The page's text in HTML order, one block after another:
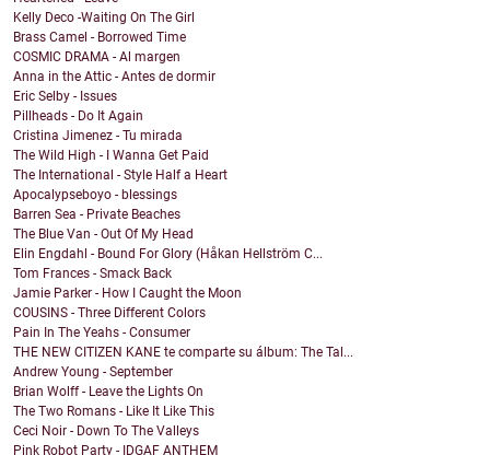
Kelly Deco -Waiting On The Girl
Brass Camel - Borrowed Time
COSMIC DRAMA - Al margen
Anna in the Attic - Antes de dormir
Eric Selby - Issues
Pillheads - Do It Again
Cristina Jimenez - Tu mirada
The Wild High - I Wanna Get Paid
The International - Style Half a Heart
Apocalypseboyo - blessings
Barren Sea - Private Beaches
The Blue Van - Out Of My Head
Elin Engdahl - Bound For Glory (Håkan Hellström C...
Tom Frances - Smack Back
Jamie Parker - How I Caught the Moon
COUSINS - Three Different Colors
Pain In The Yeahs - Consumer
THE NEW CITIZEN KANE te comparte su álbum: The Tal...
Andrew Young - September
Brian Wolff - Leave the Lights On
The Two Romans - Like It Like This
Ceci Noir - Down To The Valleys
Pink Robot Party - IDGAF ANTHEM